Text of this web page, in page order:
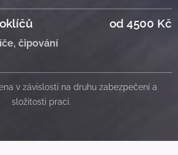
čipování
od 4500 Kč
v závislosti na druhu zabezpečení a
složitosti prací.